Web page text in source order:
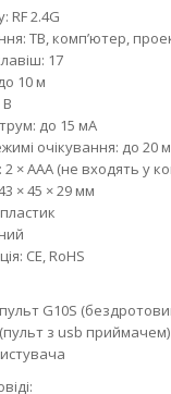
RF 2.4G
ТВ, комп’ютер,
17
10 м
В
до 15 мА
очікування: до 20
× AAA (не входять у
× 45 × 29 мм
CE, RoHS
G10S
з usb приймачем)